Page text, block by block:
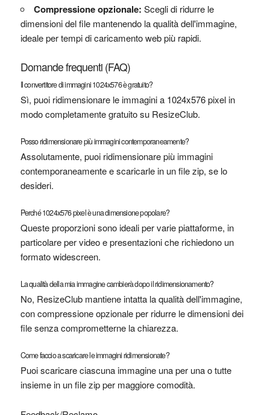
Compressione opzionale: Scegli di ridurre le
dimensioni del file mantenendo la qualità dell'immagine,
ideale per tempi di caricamento web più rapidi.
Domande frequenti (FAQ)
Il convertitore di immagini 1024x576 è gratuito?
Sì, puoi ridimensionare le immagini a 1024x576 pixel in
modo completamente gratuito su ResizeClub.
Posso ridimensionare più immagini contemporaneamente?
Assolutamente, puoi ridimensionare più immagini
contemporaneamente e scaricarle in un file zip, se lo
desideri.
Perché 1024x576 pixel è una dimensione popolare?
Queste proporzioni sono ideali per varie piattaforme, in
particolare per video e presentazioni che richiedono un
formato widescreen.
La qualità della mia immagine cambierà dopo il ridimensionamento?
No, ResizeClub mantiene intatta la qualità dell'immagine,
con compressione opzionale per ridurre le dimensioni dei
file senza comprometterne la chiarezza.
Come faccio a scaricare le immagini ridimensionate?
Puoi scaricare ciascuna immagine una per una o tutte
insieme in un file zip per maggiore comodità.